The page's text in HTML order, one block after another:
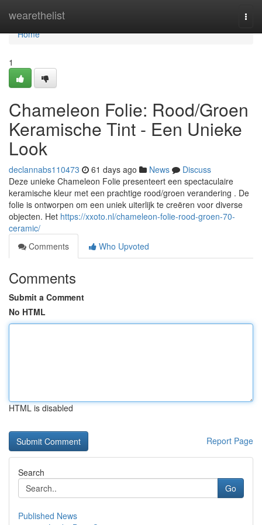
wearethelist
Home
Home
1
Chameleon Folie: Rood/Groen
Keramische Tint - Een Unieke
Look
declannabs110473 61 days ago News
Discuss
Deze unieke Chameleon Folie presenteert een spectaculaire
keramische kleur met een prachtige rood/groen verandering . De
folie is ontworpen om een uniek uiterlijk te creëren voor diverse
objecten. Het https://xxoto.nl/chameleon-folie-rood-groen-70-
ceramic/
Comments
Who Upvoted
Comments
Submit a Comment
No HTML
HTML is disabled
Report Page
Search
Go
Published News